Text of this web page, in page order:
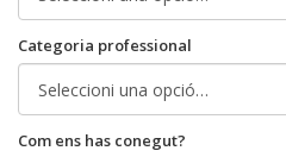
Categoria professional
Com ens has conegut?